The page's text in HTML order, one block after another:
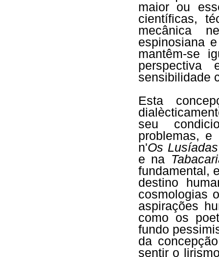
maior ou
científicas,
mecânica
espinosiana
mantêm-se
sensibilidade
Esta
seu
problemas,
n'Os Lusíadas
e na
fundamental,
destino
cosmologias
aspirações
como os
fundo
da
sentir o